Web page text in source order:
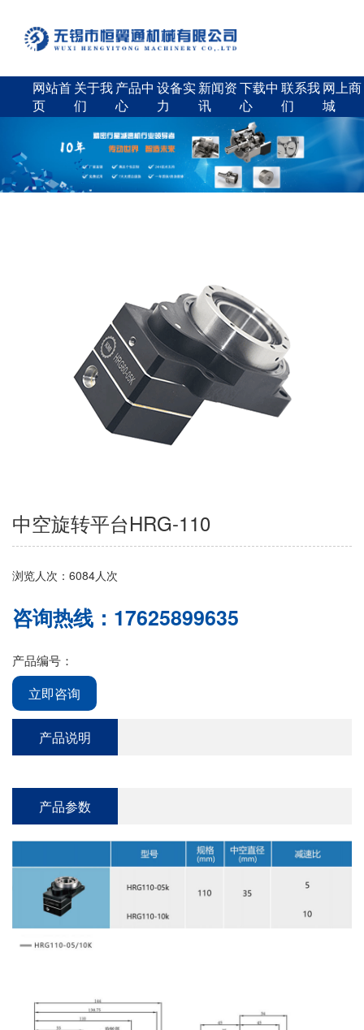
网站首
页
关于我
们
产品中
心
设备实
力
新闻资
讯
下载中
心
联系我
们
网上商
城
中空旋转平台HRG-110
浏览人次：6084人次
咨询热线：17625899635
产品编号：
立即咨询
产品说明
产品参数